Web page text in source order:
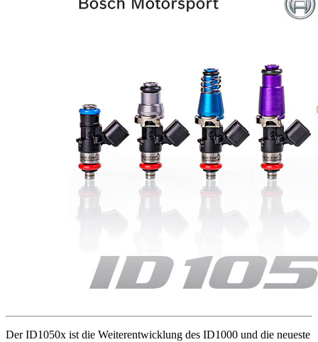
Der ID1050x ist die Weiterentwicklung des ID1000 und die neueste